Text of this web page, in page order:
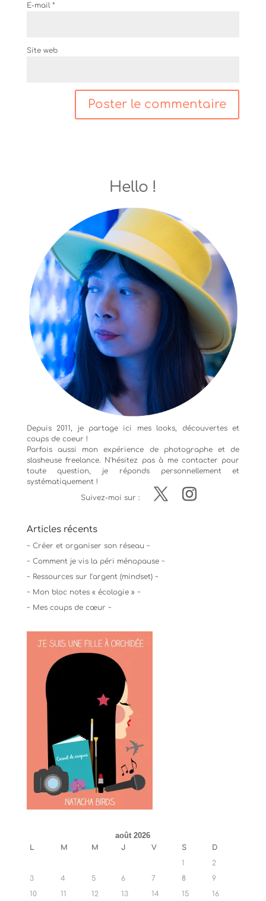
E-mail *
Site web
Hello !
Depuis 2011, je partage ici mes looks, découvertes et
coups de coeur !
Parfois aussi mon expérience de photographeet de
slasheuse freelance. N'hésitez pas à me contacter pour
toute question, je réponds personnellement et
systématiquement !
Suivez-moi sur :
Articles récents
~ Créer et organiser son réseau ~
~ Comment je vis la péri ménopause ~
~ Ressources sur l’argent (mindset) ~
~ Mon bloc notes « écologie » ~
~ Mes coups de cœur ~
août 2026
L M M J V S
D
1
2
3
4 5 6 7 8
9
10
11 12 13 14 15 16